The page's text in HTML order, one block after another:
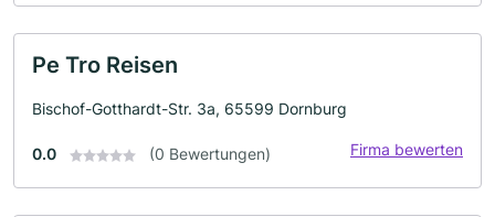
Pe Tro Reisen
Bischof-Gotthardt-Str. 3a, 65599 Dornburg
0.0 (0 Bewertungen) Firma bewerten